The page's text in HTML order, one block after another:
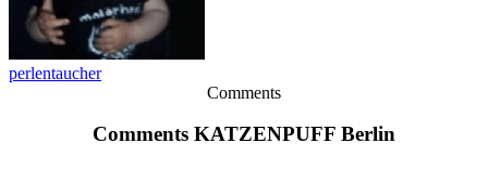
perlentaucher
Comments
Comments KATZENPUFF Berlin